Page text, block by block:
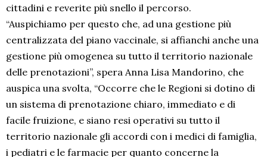
cittadini e reverite più snello il percorso.
“Auspichiamo per questo che, ad una gestione più
centralizzata del piano vaccinale, si affianchi anche una
gestione più omogenea su tutto il territorio nazionale
delle prenotazioni”, spera Anna Lisa Mandorino, che
auspica una svolta, “Occorre che le Regioni si dotino di
un sistema di prenotazione chiaro, immediato e di
facile fruizione, e siano resi operativi su tutto il
territorio nazionale gli accordi con i medici di famiglia,
i pediatri e le farmacie per quanto concerne la